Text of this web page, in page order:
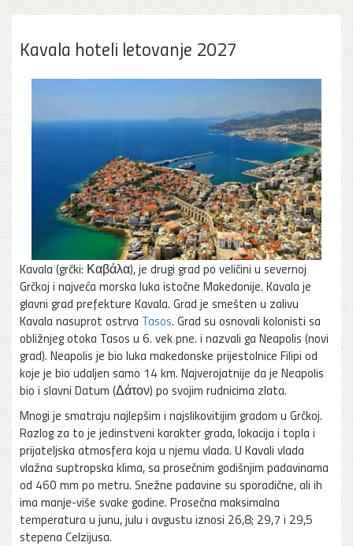
Kavala hoteli letovanje 2027
Kavala (grčki: Καβάλα), je drugi grad po veličini u severnoj
Grčkoj i najveća morska luka istočne Makedonije. Kavala je
glavni grad prefekture Kavala. Grad je smešten u zalivu
Kavala nasuprot ostrva Tasos. Grad su osnovali kolonisti sa
obližnjeg otoka Tasos u 6. vek pne. i nazvali ga Neapolis (novi
grad). Neapolis je bio luka makedonske prijestolnice Filipi od
koje je bio udaljen samo 14 km. Najverojatnije da je Neapolis
bio i slavni Datum (Δάτον) po svojim rudnicima zlata.
Mnogi je smatraju najlepšim i najslikovitijim gradom u Grčkoj.
Razlog za to je jedinstveni karakter grada, lokacija i topla i
prijateljska atmosfera koja u njemu vlada. U Kavali vlada
vlažna suptropska klima, sa prosečnim godišnjim padavinama
od 460 mm po metru. Snežne padavine su sporadične, ali ih
ima manje-više svake godine. Prosečna maksimalna
temperatura u junu, julu i avgustu iznosi 26,8; 29,7 i 29,5
stepena Celzijusa.